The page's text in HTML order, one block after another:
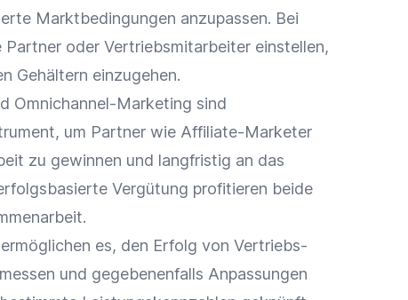
Marktbedingungen anzupassen. Bei
oder Vertriebsmitarbeiter einstellen,
Gehältern einzugehen.
Omnichannel-Marketing sind
um Partner wie Affiliate-Marketer
zu gewinnen und langfristig an das
Vergütung profitieren beide
.
es, den Erfolg von Vertriebs-
und gegebenenfalls Anpassungen